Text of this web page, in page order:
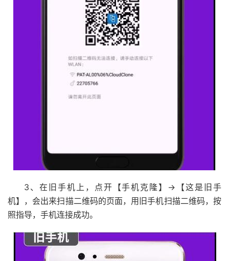
3、在旧手机上，点开【手机克隆】->【这是旧手
机】，会出来扫描二维码的页面，用旧手机扫描二维码，按
照指导，手机连接成功。